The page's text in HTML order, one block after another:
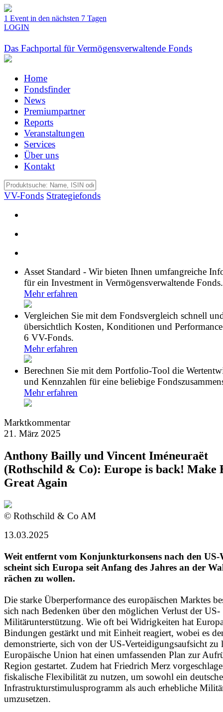
1 Event in den nächsten 7 Tagen
LOGIN
Das Fachportal für Vermögensverwaltende Fonds
Home
Fondsfinder
News
Premiumpartner
Reports
Veranstaltungen
Services
Über uns
Kontakt
VV-Fonds Strategiefonds
Asset Standard - Wir bieten Ihnen umfangreiche
für ein Investment in Vermögensverwaltende Fonds.
Mehr erfahren
Vergleichen Sie mit dem Fondsvergleich schnell
übersichtlich Kosten, Konditionen und
6 VV-Fonds.
Mehr erfahren
Berechnen Sie mit dem Portfolio-Tool die
und Kennzahlen für eine beliebige
Mehr erfahren
Marktkommentar
21. März 2025
Anthony Bailly und Vincent Iméneuraët
(Rothschild & Co): Europe is back! Make
Great Again
© Rothschild & Co AM
13.03.2025
Weit entfernt vom Konjunkturkonsens nach den US-
scheint sich Europa seit Anfang des Jahres an der
rächen zu wollen.
Die starke Überperformance des europäischen Marktes
sich nach Bedenken über den möglichen Verlust der US-
Militärunterstützung. Wie oft bei Widrigkeiten hat
Bindungen gestärkt und mit Einheit reagiert, wobei es
demonstrierte, sich von der US-Verteidigungsaufsicht zu
Europäische Union hat einen umfassenden Plan zur
Region gestartet. Zudem hat Friedrich Merz
fiskalische Flexibilität zu nutzen, um sowohl ein
Infrastrukturstimulusprogramm als auch erhebliche
umzusetzen.